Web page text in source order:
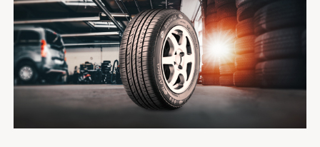
Porady Dotyczace Jazdy Po Sniegu
CZYTAJ DALEJ